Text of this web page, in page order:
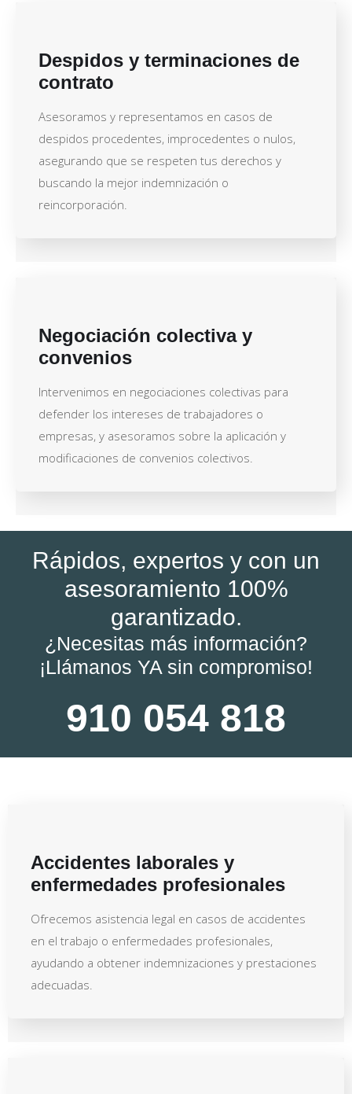
Despidos y terminaciones de
contrato
Asesoramos y representamos en casos de
despidos procedentes, improcedentes o nulos,
asegurando que se respeten tus derechos y
buscando la mejor indemnización o
reincorporación.
Negociación colectiva y
convenios
Intervenimos en negociaciones colectivas para
defender los intereses de trabajadores o
empresas, y asesoramos sobre la aplicación y
modificaciones de convenios colectivos.
Rápidos, expertos y con un
asesoramiento 100%
garantizado.
¿Necesitas más información?
¡Llámanos YA sin compromiso!
910 054 818
Accidentes laborales y
enfermedades profesionales
Ofrecemos asistencia legal en casos de accidentes
en el trabajo o enfermedades profesionales,
ayudando a obtener indemnizaciones y prestaciones
adecuadas.